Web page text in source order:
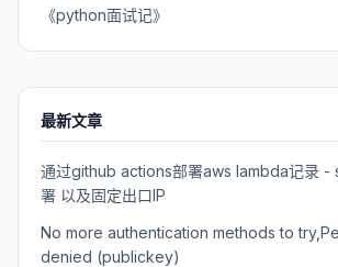
《python面试记》
最新文章
通过github actions部署aws lambda记录 -
署 以及固定出口IP
No more authentication methods to
denied (publickey)